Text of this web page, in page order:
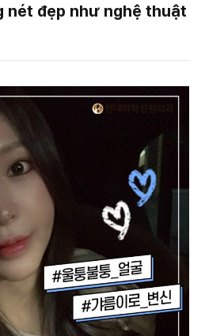
nét đẹp như nghệ thuật